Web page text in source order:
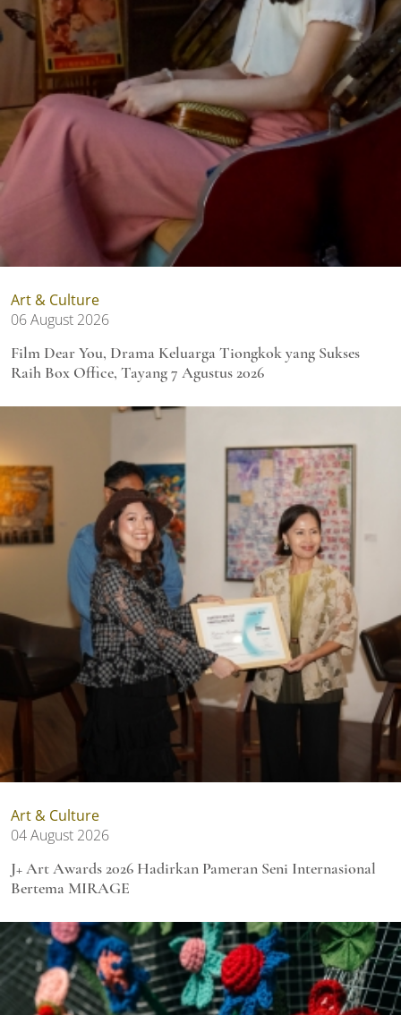
Art & Culture
06 August 2026
Film Dear You, Drama Keluarga Tiongkok yang Sukses
Raih Box Office, Tayang 7 Agustus 2026
Art & Culture
04 August 2026
J+ Art Awards 2026 Hadirkan Pameran Seni Internasional
Bertema MIRAGE